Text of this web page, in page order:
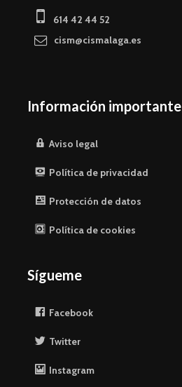
614 42 44 52
cism@cismalaga.es
Información importante
Aviso legal
Política de privacidad
Protección de datos
Política de cookies
Sígueme
Facebook
Twitter
Instagram